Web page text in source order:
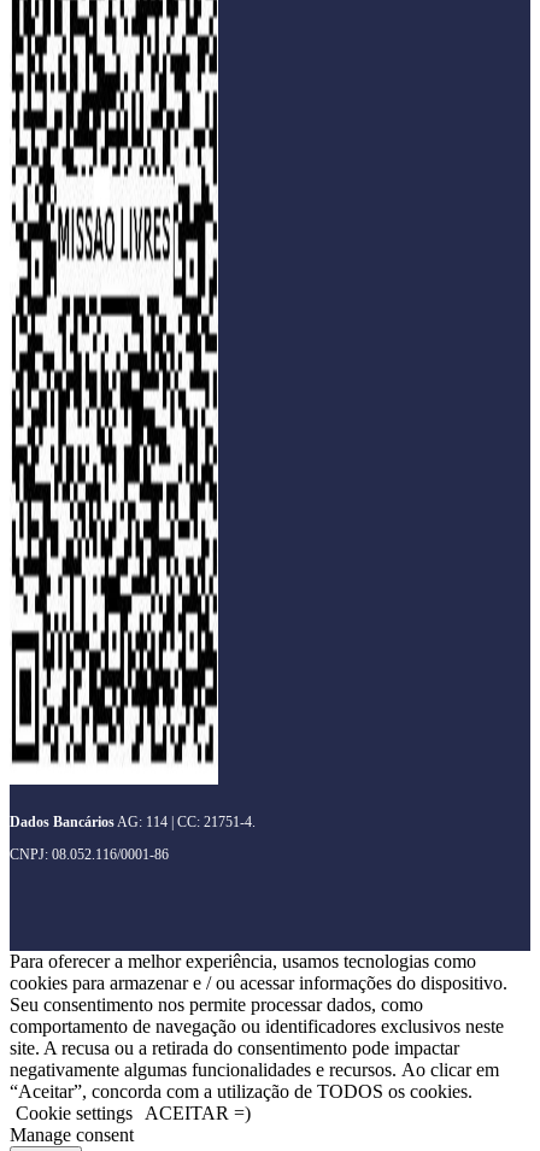
Dados BancáriosAG: 114 | CC: 21751-4.
CNPJ: 08.052.116/0001-86
Para oferecer a melhor experiência, usamos tecnologias como
cookies para armazenar e / ou acessar informações do dispositivo.
Seu consentimento nos permite processar dados, como
comportamento de navegação ou identificadores exclusivos neste
site. A recusa ou a retirada do consentimento pode impactar
negativamente algumas funcionalidades e recursos. Ao clicar em
“Aceitar”, concorda com a utilização de TODOS os cookies.
Cookie settings
ACEITAR =)
Manage consent